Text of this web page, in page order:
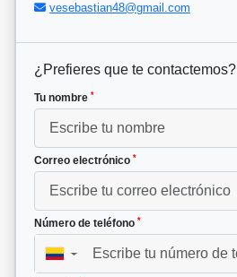
vesebastian48@gmail.com
¿Prefieres que te contactemos?
Tu nombre *
Correo electrónico *
Número de teléfono *
▼